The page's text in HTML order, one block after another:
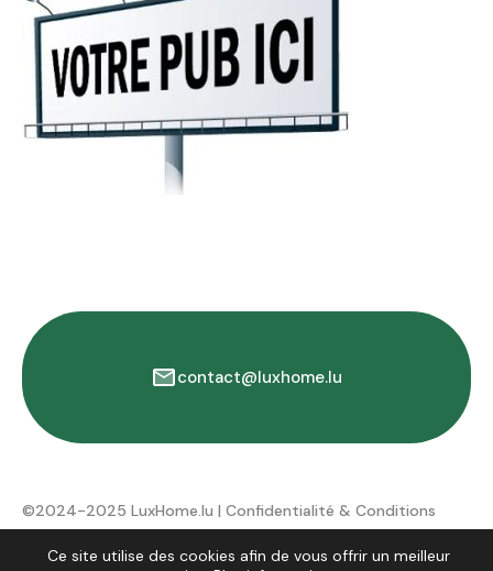
contact@luxhome.lu
©2024-2025 LuxHome.lu | Confidentialité & Conditions
d'utilisation
Ce site utilise des cookies afin de vous offrir un meilleur